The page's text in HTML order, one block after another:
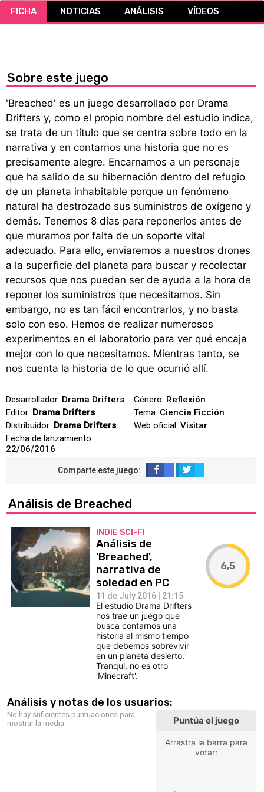
CÓMICS
FICHA NOTICIAS ANÁLISIS VÍDEOS
Sobre este juego
'Breached' es un juego desarrollado por Drama
Drifters y, como el propio nombre del estudio indica,
se trata de un título que se centra sobre todo en la
narrativa y en contarnos una historia que no es
precisamente alegre. Encarnamos a un personaje
que ha salido de su hibernación dentro del refugio
de un planeta inhabitable porque un fenómeno
natural ha destrozado sus suministros de oxígeno y
demás. Tenemos 8 días para reponerlos antes de
que muramos por falta de un soporte vital
adecuado. Para ello, enviaremos a nuestros drones
a la superficie del planeta para buscar y recolectar
recursos que nos puedan ser de ayuda a la hora de
reponer los suministros que necesitamos. Sin
embargo, no es tan fácil encontrarlos, y no basta
solo con eso. Hemos de realizar numerosos
experimentos en el laboratorio para ver qué encaja
mejor con lo que necesitamos. Mientras tanto, se
nos cuenta la historia de lo que ocurrió allí.
Desarrollador: Drama Drifters
Editor: Drama Drifters
Distribuidor: Drama Drifters
Fecha de lanzamiento:
22/06/2016
Género: Reflexión
Tema: Ciencia Ficción
Web oficial: Visitar
Análisis de Breached
INDIE SCI-FI
Análisis de
'Breached',
narrativa de
soledad en PC
11 de July 2016 | 21:15
El estudio Drama Drifters
nos trae un juego que
busca contarnos una
historia al mismo tiempo
que debemos sobrevivir
en un planeta desierto.
Tranqui, no es otro
'Minecraft'.
6,5
Análisis y notas de los usuarios:
No hay suficientes puntuaciones para
mostrar la media
Puntúa el juego
Arrastra la barra para
votar: